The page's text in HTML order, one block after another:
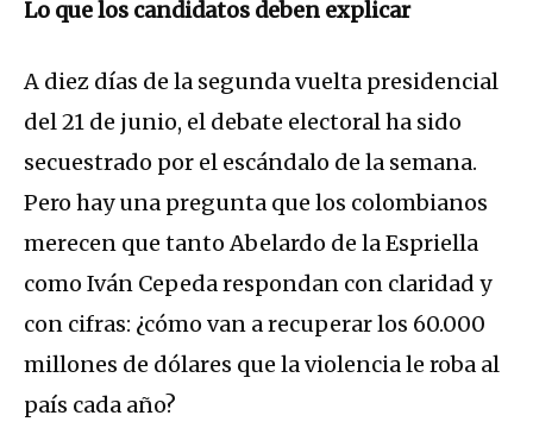
Lo que los candidatos deben explicar
A diez días de la segunda vuelta presidencial
del 21 de junio, el debate electoral ha sido
secuestrado por el escándalo de la semana.
Pero hay una pregunta que los colombianos
merecen que tanto Abelardo de la Espriella
como Iván Cepeda respondan con claridad y
con cifras: ¿cómo van a recuperar los 60.000
millones de dólares que la violencia le roba al
país cada año?